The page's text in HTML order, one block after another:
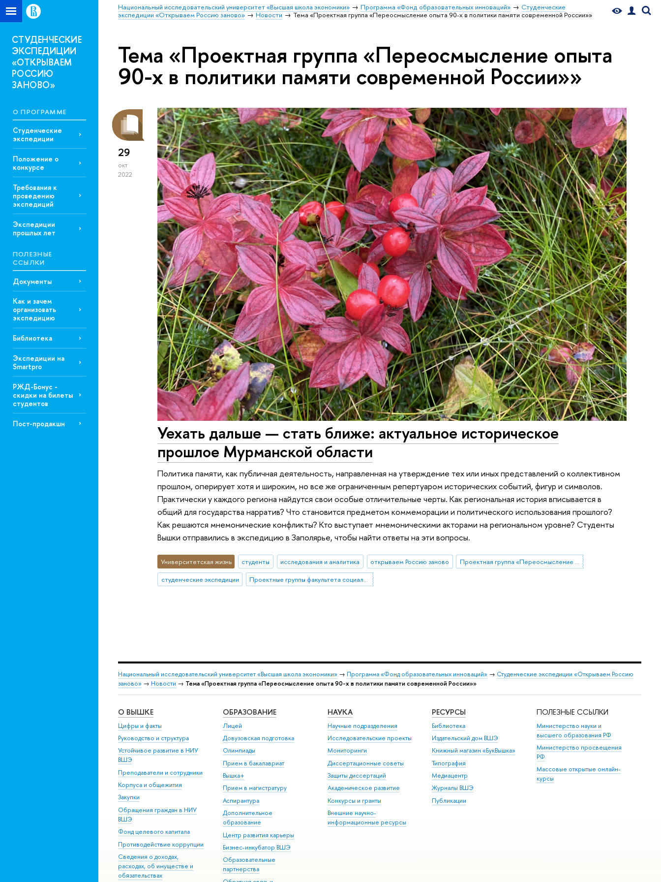
Национальный исследовательский университет «Высшая школа экономики» Программа «Фонд образовательных инноваций»
Студенческие
экспедиции «Открываем Россию заново»
Новости Тема «Проектная группа «Переосмысление опыта 90-х в политики памяти современной России»»
СТУДЕНЧЕСКИЕ
ЭКСПЕДИЦИИ
«ОТКРЫВАЕМ
РОССИЮ
ЗАНОВО»
О ПРОГРАММЕ
Студенческие
экспедиции
Положение о
конкурсе
Требования к
проведению
экспедиций
Экспедиции
прошлых лет
ПОЛЕЗНЫЕ
ССЫЛКИ
Документы
Как и зачем
организовать
экспедицию
Библиотека
Экспедиции на
Smartpro
РЖД-Бонус -
скидки на билеты
студентов
Пост-продакшн
Тема «Проектная группа «Переосмысление опыта
90-х в политики памяти современной России»»
29
окт
2022
Уехать дальше — стать ближе: актуальное историческое
прошлое Мурманской области
Политика памяти, как публичная деятельность, направленная на утверждение тех или иных представлений о коллективном
прошлом, оперирует хотя и широким, но все же ограниченным репертуаром исторических событий, фигур и символов.
Практически у каждого региона найдутся свои особые отличительные черты. Как региональная история вписывается в
общий для государства нарратив? Что становится предметом коммеморации и политического использования прошлого?
Как решаются мнемонические конфликты? Кто выступает мнемоническими акторами на региональном уровне? Студенты
Вышки отправились в экспедицию в Заполярье, чтобы найти ответы на эти вопросы.
Университетская жизнь студенты исследования и аналитика открываем Россию заново
Проектная группа «Переосмысление опыта 90-х в политики памяти современной России»
студенческие экспедиции
Проектные группы факультета социальных наук
Национальный исследовательский университет «Высшая школа экономики» → Программа «Фонд образовательных инноваций» → Студенческие экспедиции «Открываем Россию
заново» → Новости → Тема «Проектная группа «Переосмысление опыта 90-х в политики памяти современной России»»
О ВЫШКЕ
Цифры и факты
Руководство и структура
Устойчивое развитие в НИУ
ВШЭ
Преподаватели и сотрудники
Корпуса и общежития
Закупки
Обращения граждан в НИУ
ВШЭ
Фонд целевого капитала
Противодействие коррупции
Сведения о доходах,
расходах, об имуществе и
обязательствах
ОБРАЗОВАНИЕ
Лицей
Довузовская подготовка
Олимпиады
Прием в бакалавриат
Вышка+
Прием в магистратуру
Аспирантура
Дополнительное
образование
Центр развития карьеры
Бизнес-инкубатор ВШЭ
Образовательные
партнерства
НАУКА
Научные подразделения
Исследовательские проекты
Мониторинги
Диссертационные советы
Защиты диссертаций
Академическое развитие
Конкурсы и гранты
Внешние научно-
информационные ресурсы
РЕСУРСЫ
Библиотека
Издательский дом ВШЭ
Книжный магазин «БукВышка»
Типография
Медиацентр
Журналы ВШЭ
Публикации
ПОЛЕЗНЫЕ ССЫЛКИ
Министерство науки и
высшего образования РФ
Министерство просвещения
РФ
Массовые открытые онлайн-
курсы